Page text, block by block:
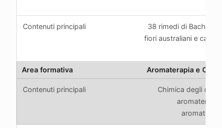
38 rimedi di Bach,
fiori australiani e
Aromaterapia e Oli
Chimica degli oli